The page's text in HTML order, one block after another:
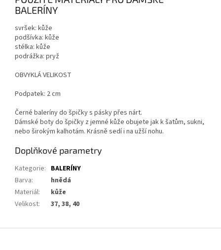
BALERÍNY
svršek: kůže
podšívka: kůže
stélka: kůže
podrážka: pryž
OBVYKLÁ VELIKOST
Podpatek: 2 cm
Černé baleríny do špičky s pásky přes nárt.
Dámské boty do špičky z jemné kůže obujete jak k šatům, sukni,
nebo širokým kalhotám. Krásně sedí i na užší nohu.
Doplňkové parametry
Kategorie: BALERÍNY
Barva:
hnědá
Materiál:
kůže
Velikost: 37, 38, 40